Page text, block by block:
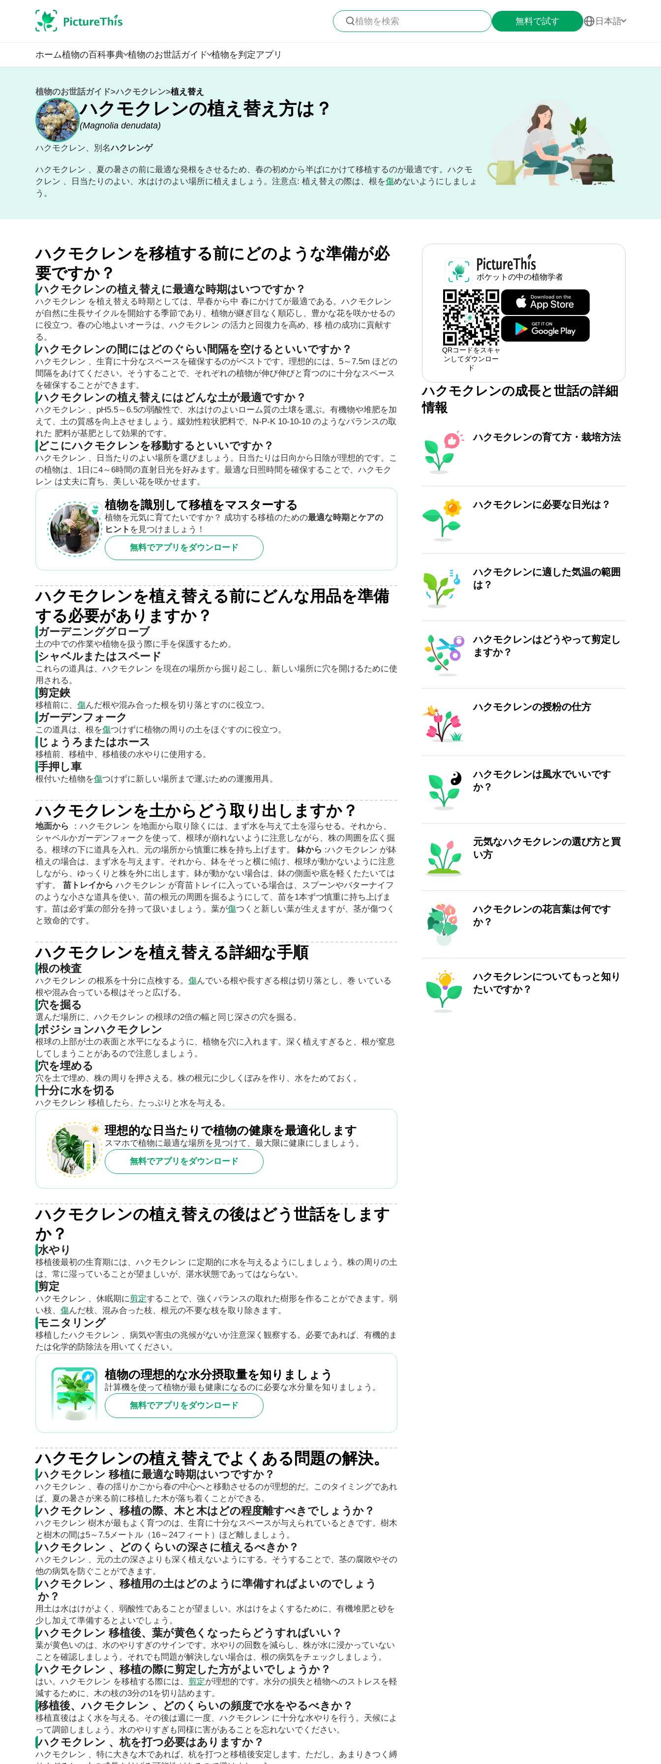
植物を検索 無料で試す 日本語
ホーム植物の百科事典 植物のお世話ガイド 植物を判定アプリ
植物のお世話ガイド>ハクモクレン>植え替え
ハクモクレンの植え替え方は？
(Magnolia denudata)
ハクモクレン、別名ハクレンゲ
ハクモクレン 、夏の暑さの前に最適な発根をさせるため、春の初めから半ばにかけて移植するのが最適です。ハクモ
クレン 、日当たりのよい、水はけのよい場所に植えましょう。注意点: 植え替えの際は、根を傷めないようにしましょ
う。
ハクモクレンを移植する前にどのような準備が必
要ですか？
ハクモクレンの植え替えに最適な時期はいつですか？
ハクモクレン を植え替える時期としては、早春から中 春にかけてが最適である。ハクモクレン
が自然に生長サイクルを開始する季節であり、植物が継ぎ目なく順応し、豊かな花を咲かせるの
に役立つ。春の心地よいオーラは、ハクモクレン の活力と回復力を高め、移 植の成功に貢献す
る。
ハクモクレンの間にはどのぐらい間隔を空けるといいですか？
ハクモクレン 、生育に十分なスペースを確保するのがベストです。理想的には、5～7.5m ほどの
間隔をあけてください。そうすることで、それぞれの植物が伸び伸びと育つのに十分なスペース
を確保することができます。
ハクモクレンの植え替えにはどんな土が最適ですか？
ハクモクレン 、pH5.5～6.5の弱酸性で、水はけのよいローム質の土壌を選ぶ。有機物や堆肥を加
えて、土の質感を向上させましょう。緩効性粒状肥料で、N-P-K 10-10-10 のようなバランスの取
れた 肥料が基肥として効果的です。
どこにハクモクレンを移動するといいですか？
ハクモクレン 、日当たりのよい場所を選びましょう。日当たりは日向から日陰が理想的です。こ
の植物は、1日に4～6時間の直射日光を好みます。最適な日照時間を確保することで、ハクモク
レン は丈夫に育ち、美しい花を咲かせます。
植物を識別して移植をマスターする
植物を元気に育てたいですか？ 成功する移植のための最適な時期とケアの
ヒント を見つけましょう！
無料でアプリをダウンロード
ハクモクレンを植え替える前にどんな用品を準備
する必要がありますか？
ガーデニンググローブ
土の中での作業や植物を扱う際に手を保護するため。
シャベルまたはスペード
これらの道具は、ハクモクレン を現在の場所から掘り起こし、新しい場所に穴を開けるために使
用される。
剪定鋏
移植前に、 傷んだ根や混み合った根を切り落とすのに役立つ。
ガーデンフォーク
この道具は、根を傷つけずに植物の周りの土をほぐすのに役立つ。
じょうろまたはホース
移植前、移植中、移植後の水やりに使用する。
手押し車
根付いた植物を傷つけずに新しい場所まで運ぶための運搬用具。
ハクモクレンを土からどう取り出しますか？
地面から
：ハクモクレン を地面から取り除くには、まず水を与えて土を湿らせる。それから、
シャベルかガーデンフォークを使って、根球が崩れないように注意しながら、株の周囲を広く掘
る。根球の下に道具を入れ、元の場所から慎重に株を持ち上げます。 鉢から :ハクモクレン が鉢
植えの場合は、まず水を与えます。それから、鉢をそっと横に傾け、根球が動かないように注意
しながら、ゆっくりと株を外に出します。鉢が動かない場合は、鉢の側面や底を軽くたたいては
ずす。 苗トレイから ハクモクレン が育苗トレイに入っている場合は、スプーンやバターナイフ
のような小さな道具を使い、苗の根元の周囲を掘るようにして、苗を1本ずつ慎重に持ち上げま
す。苗は必ず葉の部分を持って扱いましょう。葉が傷つくと新しい葉が生えますが、茎が傷つく
と致命的です。
ハクモクレンを植え替える詳細な手順
根の検査
ハクモクレン の根系を十分に点検する。 傷んでいる根や長すぎる根は切り落とし、巻 いている
根や混み合っている根はそっと広げる。
穴を掘る
選んだ場所に、ハクモクレン の根球の2倍の幅と同じ深さの穴を掘る。
ポジションハクモクレン
根球の上部が土の表面と水平になるように、植物を穴に入れます。深く植えすぎると、根が窒息
してしまうことがあるので注意しましょう。
穴を埋める
穴を土で埋め、株の周りを押さえる。株の根元に少しくぼみを作り、水をためておく。
十分に水を切る
ハクモクレン 移植したら、たっぷりと水を与える。
理想的な日当たりで植物の健康を最適化します
スマホで植物に最適な場所を見つけて、最大限に健康にしましょう。
無料でアプリをダウンロード
ハクモクレンの植え替えの後はどう世話をします
か？
水やり
移植後最初の生育期には、ハクモクレン に定期的に水を与えるようにしましょう。株の周りの土
は、常に湿っていることが望ましいが、湛水状態であってはならない。
剪定
ハクモクレン 、休眠期に剪定することで、強くバランスの取れた樹形を作ることができます。弱
い枝、 傷んだ枝、混み合った枝、根元の不要な枝を取り除きます。
モニタリング
移植したハクモクレン 、病気や害虫の兆候がないか注意深く観察する。必要であれば、有機的ま
たは化学的防除法を用いてください。
植物の理想的な水分摂取量を知りましょう
計算機を使って植物が最も健康になるのに必要な水分量を知りましょう。
無料でアプリをダウンロード
ハクモクレンの植え替えでよくある問題の解決。
ハクモクレン 移植に最適な時期はいつですか？
ハクモクレン 、春の揺りかごから春の中心へと移動させるのが理想的だ。このタイミングであれ
ば、夏の暑さが来る前に移植した木が落ち着くことができる。
ハクモクレン 、移植の際、木と木はどの程度離すべきでしょうか？
ハクモクレン 樹木が最もよく育つのは、生育に十分なスペースが与えられているときです。樹木
と樹木の間は5～7.5メートル（16～24フィート）ほど離しましょう。
ハクモクレン 、どのくらいの深さに植えるべきか？
ハクモクレン 、元の土の深さよりも深く植えないようにする。そうすることで、茎の腐敗やその
他の病気を防ぐことができます。
ハクモクレン 、移植用の土はどのように準備すればよいのでしょう
か？
用土は水はけがよく、弱酸性であることが望ましい。水はけをよくするために、有機堆肥と砂を
少し加えて準備するとよいでしょう。
ハクモクレン 移植後、葉が黄色くなったらどうすればいい？
葉が黄色いのは、水のやりすぎのサインです。水やりの回数を減らし、株が水に浸かっていない
ことを確認しましょう。それでも問題が解決しない場合は、根の病気をチェックしましょう。
ハクモクレン 、移植の際に剪定した方がよいでしょうか？
はい。ハクモクレン を移植する際には、 剪定が理想的です。水分の損失と植物へのストレスを軽
減するために、木の枝の3分の1を切り詰めます。
移植後、ハクモクレン 、どのくらいの頻度で水をやるべきか？
移植直後はよく水を与える。その後は週に一度、ハクモクレン に十分な水やりを行う。天候によ
って調節しましょう。水のやりすぎも同様に害があることを忘れないでください。
ハクモクレン 、杭を打つ必要はありますか？
ハクモクレン 、特に大きな木であれば、杭を打つと移植後安定します。ただし、あまりきつく縛
ポケットの中の植物学者
QRコードをスキャ
ンしてダウンロー
ド
ハクモクレンの成長と世話の詳細
情報
ハクモクレンの育て方・栽培方法
ハクモクレンに必要な日光は？
ハクモクレンに適した気温の範囲
は？
ハクモクレンはどうやって剪定し
ますか？
ハクモクレンの授粉の仕方
ハクモクレンは風水でいいです
か？
元気なハクモクレンの選び方と買
い方
ハクモクレンの花言葉は何です
か？
ハクモクレンについてもっと知り
たいですか？